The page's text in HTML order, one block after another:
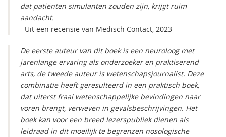
dat patiënten simulanten zouden zijn, krijgt ruim
aandacht.
- Uit een recensie van Medisch Contact, 2023
De eerste auteur van dit boek is een neuroloog met
jarenlange ervaring als onderzoeker en praktiserend
arts, de tweede auteur is wetenschapsjournalist. Deze
combinatie heeft geresulteerd in een praktisch boek,
dat uiterst fraai wetenschappelijke bevindingen naar
voren brengt, verweven in gevalsbeschrijvingen. Het
boek kan voor een breed lezerspubliek dienen als
leidraad in dit moeilijk te begrenzen nosologische